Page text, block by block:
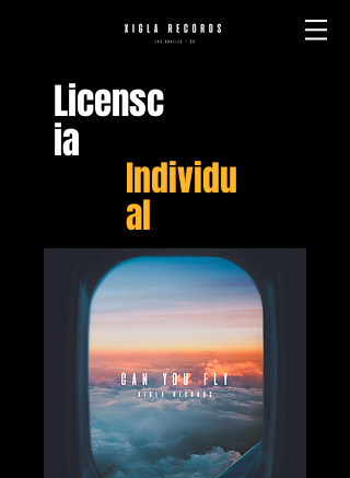
Licensc
ia
Individu
al